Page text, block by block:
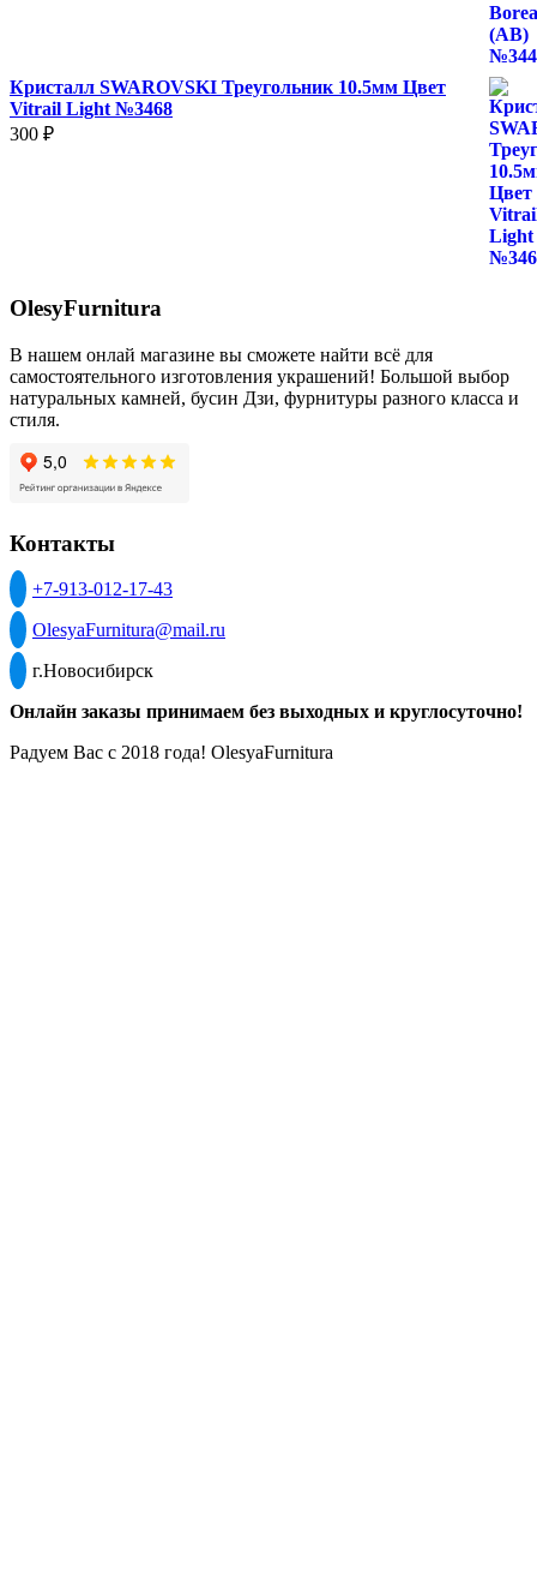
Кристалл SWAROVSKI Треугольник 10.5мм Цвет
Vitrail Light №3468
300 ₽
OlesyFurnitura
В нашем онлай магазине вы сможете найти всё для
самостоятельного изготовления украшений! Большой выбор
натуральных камней, бусин Дзи, фурнитуры разного класса и
стиля.
Контакты
+7-913-012-17-43
OlesyaFurnitura@mail.ru
г.Новосибирск
Онлайн заказы принимаем без выходных и круглосуточно!
Радуем Вас с 2018 года! OlesyaFurnitura